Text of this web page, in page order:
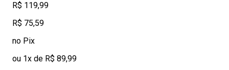
R$ 119,99
R$ 75,59
no Pix
ou 1x de R$ 89,99